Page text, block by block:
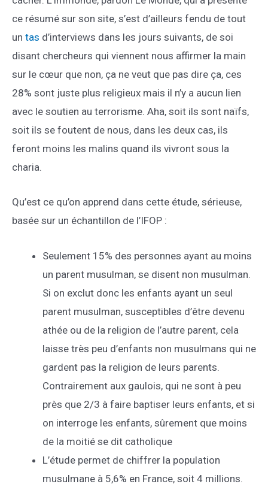
ce résumé sur son site, s’est d’ailleurs fendu de tout
un tas d’interviews dans les jours suivants, de soi
disant chercheurs qui viennent nous affirmer la main
sur le cœur que non, ça ne veut que pas dire ça, ces
28% sont juste plus religieux mais il n’y a aucun lien
avec le soutien au terrorisme. Aha, soit ils sont naïfs,
soit ils se foutent de nous, dans les deux cas, ils
feront moins les malins quand ils vivront sous la
charia.
Qu’est ce qu’on apprend dans cette étude, sérieuse,
basée sur un échantillon de l’IFOP :
Seulement 15% des personnes ayant au moins
un parent musulman, se disent non musulman.
Si on exclut donc les enfants ayant un seul
parent musulman, susceptibles d’être devenu
athée ou de la religion de l’autre parent, cela
laisse très peu d’enfants non musulmans qui ne
gardent pas la religion de leurs parents.
Contrairement aux gaulois, qui ne sont à peu
près que 2/3 à faire baptiser leurs enfants, et si
on interroge les enfants, sûrement que moins
de la moitié se dit catholique
L’étude permet de chiffrer la population
musulmane à 5,6% en France, soit 4 millions.